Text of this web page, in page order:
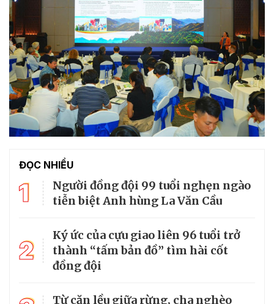
ĐỌC NHIỀU
1
Người đồng đội 99 tuổi nghẹn ngào
tiễn biệt Anh hùng La Văn Cầu
2
Ký ức của cựu giao liên 96 tuổi trở
thành “tấm bản đồ” tìm hài cốt
đồng đội
Từ căn lều giữa rừng, cha nghèo